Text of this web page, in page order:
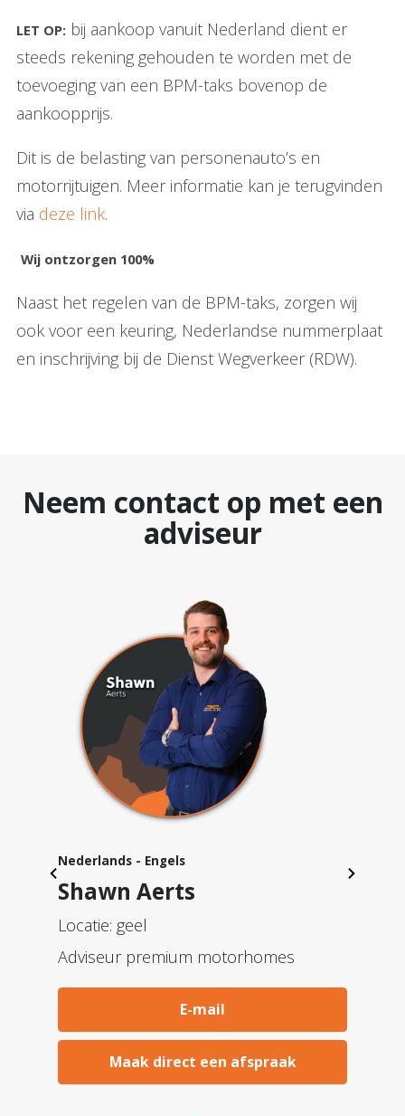
LET OP: bij aankoop vanuit Nederland dient er
steeds rekening gehouden te worden met de
toevoeging van een BPM-taks bovenop de
aankoopprijs.
Dit is de belasting van personenauto’s en
motorrijtuigen. Meer informatie kan je terugvinden
via deze link.
Wij ontzorgen 100%
Naast het regelen van de BPM-taks, zorgen wij
ook voor een keuring, Nederlandse nummerplaat
en inschrijving bij de Dienst Wegverkeer (RDW).
Neem contact op met een
adviseur
Nederlands - Frans - Engels
Maarten Van Hoeyveld
Locatie: geel
Adviseur premium motorhomes
E-mail
Maak direct een afspraak